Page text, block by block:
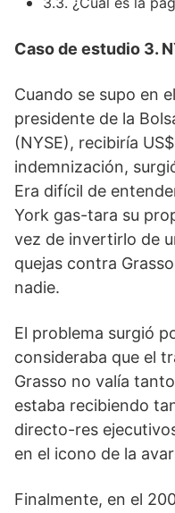
Caso de estudio 3.
Cuando se supo en
presidente de la
(NYSE), recibiría
indemnización,
Era difícil de
York gas-tara su
vez de invertirlo de
quejas contra
nadie.
El problema surgió
consideraba que el
Grasso no valía
estaba recibiendo
directo-res
en el icono de la
Finalmente, en el